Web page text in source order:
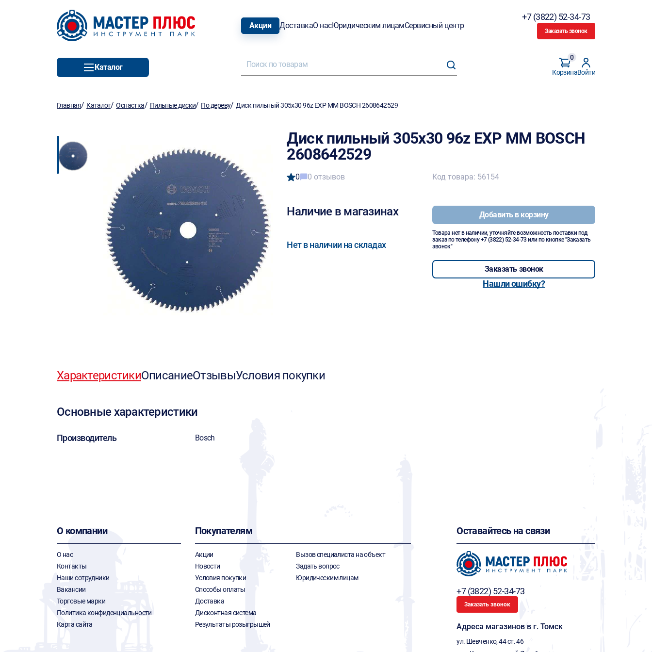
Акции ДоставкаО насЮридическим лицамСервисный центр
+7 (3822) 52-34-73
Заказать звонок
Каталог
Корзина
0
Войти
Главная/ Каталог/Оснастка/ Пильные диски/ По дереву/Диск пильный 305х30 96z EXP MM BOSCH 2608642529
Диск пильный 305х30 96z EXP MM BOSCH
2608642529
0 0 отзывов
Наличие в магазинах
Нет в наличии на складах
Код товара: 56154
Добавить в корзину
Товара нет в наличии, уточняйте возможность поставки под
заказ по телефону+7 (3822) 52-34-73 или по кнопке "Заказать
звонок"
Заказать звонок
Нашли ошибку?
ХарактеристикиОписаниеОтзывыУсловия покупки
Основные характеристики
Производитель Bosch
О компании
О нас
Контакты
Наши сотрудники
Вакансии
Торговые марки
Политика конфиденциальности
Карта сайта
Покупателям
Акции
Новости
Условия покупки
Способы оплаты
Доставка
Дисконтная система
Результаты розыгрышей
Вызов специалиста на объект
Задать вопрос
Юридическим лицам
Оставайтесь на связи
+7 (3822) 52-34-73
Заказать звонок
Адреса магазинов в г. Томск
ул. Шевченко, 44 ст. 46